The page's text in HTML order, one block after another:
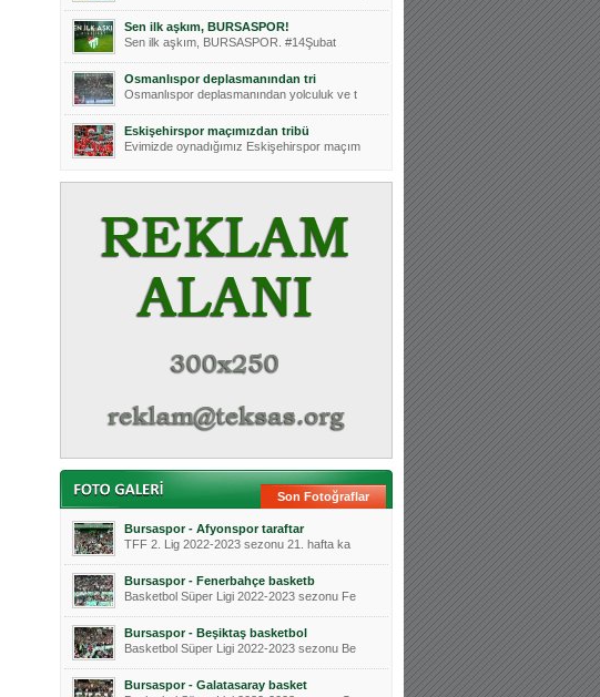
Sen ilk aşkım, BURSASPOR!
Sen ilk aşkım, BURSASPOR. #14Şubat
Osmanlıspor deplasmanından tri
Osmanlıspor deplasmanından yolculuk ve t
Eskişehirspor maçımızdan tribü
Evimizde oynadığımız Eskişehirspor maçım
Son Fotoğraflar
Bursaspor - Afyonspor taraftar
TFF 2. Lig 2022-2023 sezonu 21. hafta ka
Bursaspor - Fenerbahçe basketb
Basketbol Süper Ligi 2022-2023 sezonu Fe
Bursaspor - Beşiktaş basketbol
Basketbol Süper Ligi 2022-2023 sezonu Be
Bursaspor - Galatasaray basket